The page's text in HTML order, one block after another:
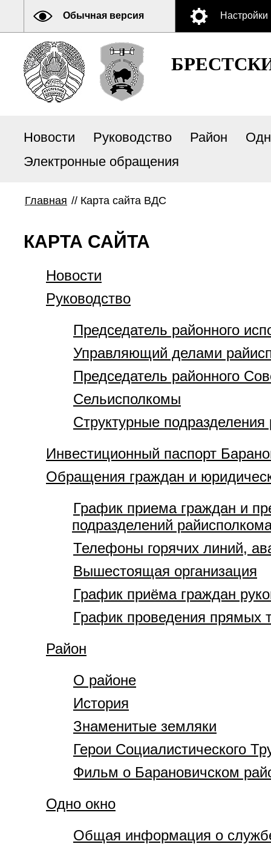
Обычная версия Настройки
Новости Руководство Район
Электронные обращения
Главная // Карта сайта ВДС
КАРТА САЙТА
Новости
Руководство
Председатель районного
Управляющий делами
Председатель районного
Cельисполкомы
Структурные
Инвестиционный паспорт
Обращения граждан и
График приема граждан и
подразделений
Телефоны горячих линий,
Вышестоящая организация
График приёма граждан
График проведения прямых
Район
О районе
История
Знаменитые земляки
Герои Социалистического
Фильм о Барановичском
Одно окно
Общая информация о